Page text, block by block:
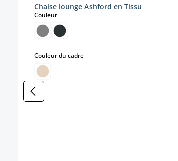
Chaise lounge Ashford en Tissu
Couleurselect
Couleur du cadreselect